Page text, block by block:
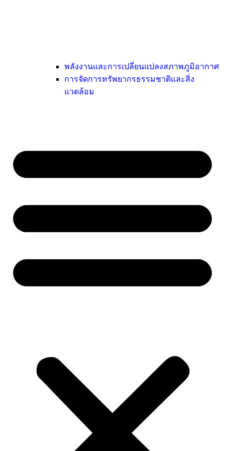
พลังงานและการเปลี่ยนแปลงสภาพภูมิอากาศ
การจัดการทรัพยากรธรรมชาติและสิ่ง
แวดล้อม